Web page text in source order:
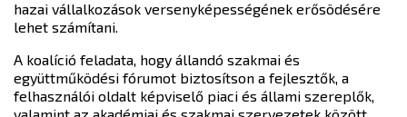
hazai vállalkozások versenyképességének erősödésére
lehet számítani.
A koalíció feladata, hogy állandó szakmai és
együttműködési fórumot biztosítson a fejlesztők, a
felhasználói oldalt képviselő piaci és állami szereplők,